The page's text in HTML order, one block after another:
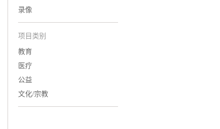
录像
项目类别
教育
医疗
公益
文化/宗教